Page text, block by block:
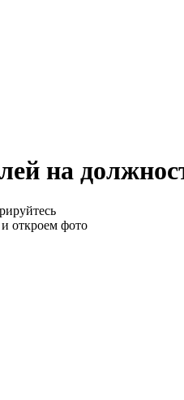
на
откроем фото